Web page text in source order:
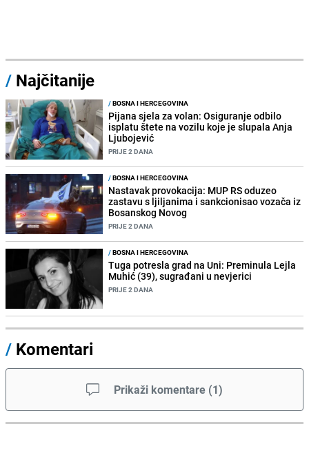
/ Najčitanije
/BOSNA I HERCEGOVINA
Pijana sjela za volan: Osiguranje odbilo
isplatu štete na vozilu koje je slupala Anja
Ljubojević
PRIJE 2 DANA
/BOSNA I HERCEGOVINA
Nastavak provokacija: MUP RS oduzeo
zastavu s ljiljanima i sankcionisao vozača iz
Bosanskog Novog
PRIJE 2 DANA
/BOSNA I HERCEGOVINA
Tuga potresla grad na Uni: Preminula Lejla
Muhić (39), sugrađani u nevjerici
PRIJE 2 DANA
/ Komentari
Prikaži komentare (1)